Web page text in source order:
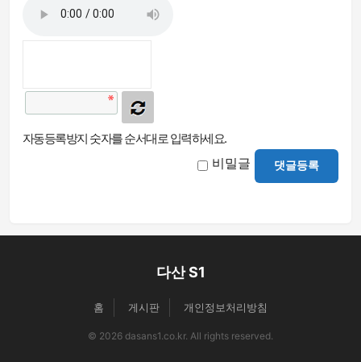
자동등록방지 숫자를 순서대로 입력하세요.
비밀글 댓글등록
다산 S1
홈 게시판 개인정보처리방침
© 2026 dasans1.co.kr. All rights reserved.